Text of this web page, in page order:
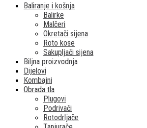
Baliranje i košnja
Balirke
Malčeri
Okretači sijena
Roto kose
Sakupljači sijena
Biljna proizvodnja
Dijelovi
Kombajni
Obrada tla
Plugovi
Podrivači
Rotodrljače